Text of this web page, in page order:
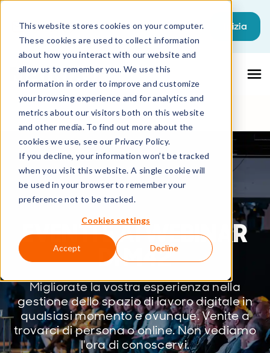
This website stores cookies on your computer.
These cookies are used to collect information
about how you interact with our website and
allow us to remember you. We use this
information in order to improve and customize
your browsing experience and for analytics and
metrics about our visitors both on this website
and other media. To find out more about the
cookies we use, see our Privacy Policy.
If you decline, your information won’t be tracked
when you visit this website. A single cookie will
be used in your browser to remember your
preference not to be tracked.
Cookies settings
Accept Decline
Questo è un campo di ricerca con
Non sono presenti suggerimenti perché
Inizia
EVENTI E AI WEBINAR
DI M42
Migliorate la vostra esperienza nella
gestione dello spazio di lavoro digitale in
qualsiasi momento e ovunque. Venite a
trovarci di persona o online. Non vediamo
l'ora di conoscervi.